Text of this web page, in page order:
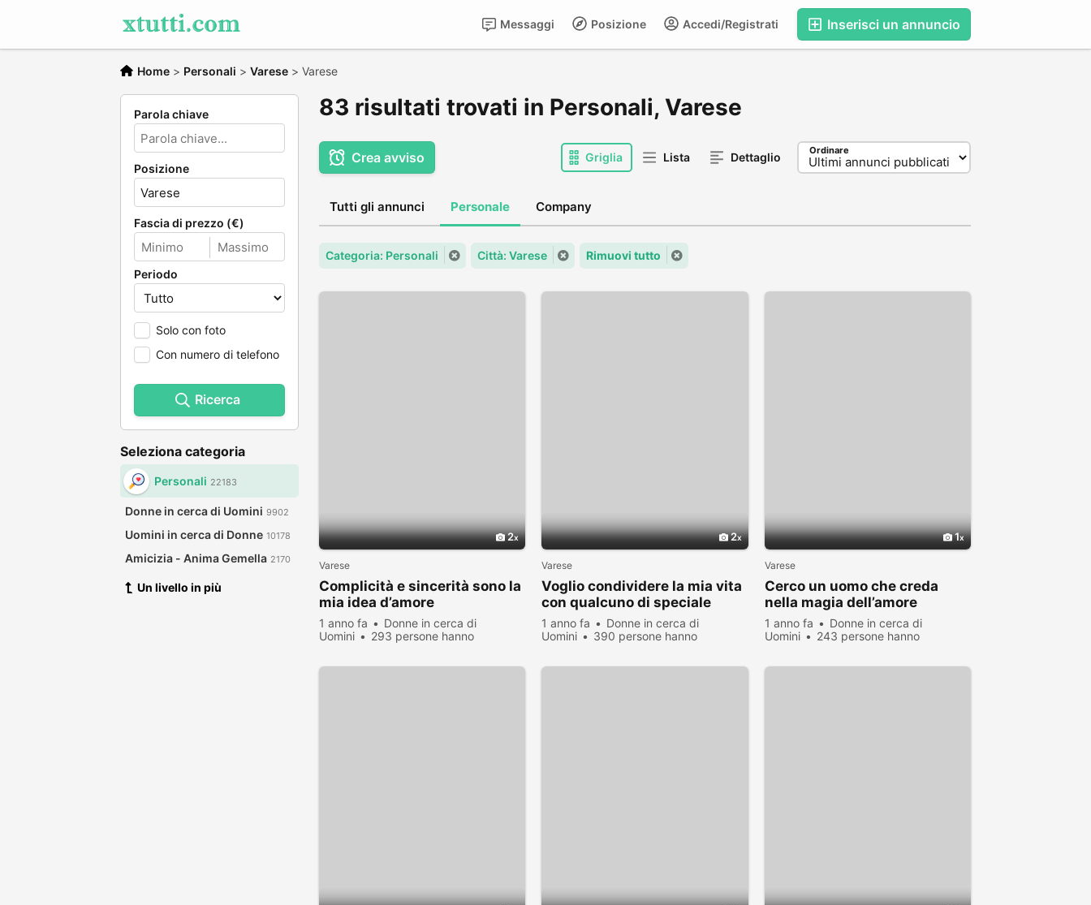
Inserisci un annuncio
Accedi/Registrati
Posizione
Messaggi
Home > Personali > Varese > Varese
Parola chiave
Posizione
Fascia di prezzo (€)
Periodo
Solo con foto
Con numero di telefono
Ricerca
Seleziona categoria
Personali 22183
Donne in cerca di Uomini 9902
Uomini in cerca di Donne 10178
Amicizia - Anima Gemella 2170
Un livello in più
83 risultati trovati in Personali, Varese
Crea avviso Griglia Lista Dettaglio Ordinare
Tutti gli annunci Personale Company
Categoria: Personali Città: Varese Rimuovi tutto
2
Varese
Complicità e sincerità sono la
mia idea d’amore
1 anno fa
Donne in cerca di
Uomini
293 persone hanno
2
Varese
Voglio condividere la mia vita
con qualcuno di speciale
1 anno fa
Donne in cerca di
Uomini
390 persone hanno
1
Varese
Cerco un uomo che creda
nella magia dell’amore
1 anno fa
Donne in cerca di
Uomini
243 persone hanno